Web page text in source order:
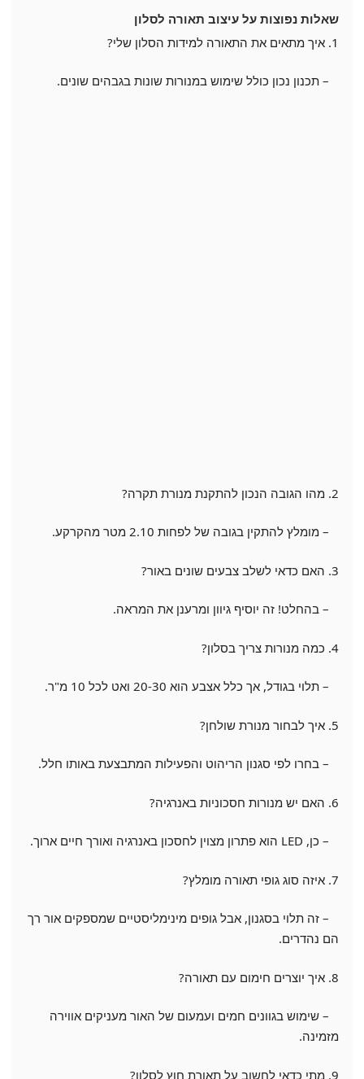
שאלות נפוצות על עיצוב תאורה לסלון
1. איך מתאים את התאורה למידות הסלון שלי?
– תכנון נכון כולל שימוש במנורות שונות בגבהים שונים.
2. מהו הגובה הנכון להתקנת מנורת תקרה?
– מומלץ להתקין בגובה של לפחות 2.10 מטר מהקרקע.
3. האם כדאי לשלב צבעים שונים באור?
– בהחלט! זה יוסיף גיוון ומרענן את המראה.
4. כמה מנורות צריך בסלון?
– תלוי בגודל, אך כלל אצבע הוא 20-30 ואט לכל 10 מ"ר.
5. איך לבחור מנורת שולחן?
– בחרו לפי סגנון הריהוט והפעילות המתבצעת באותו חלל.
6. האם יש מנורות חסכוניות באנרגיה?
– כן, LED הוא פתרון מצוין לחסכון באנרגיה ואורך חיים ארוך.
7. איזה סוג גופי תאורה מומלץ?
– זה תלוי בסגנון, אבל גופים מינימליסטיים שמספקים אור רך
הם נהדרים.
8. איך יוצרים חימום עם תאורה?
– שימוש בגוונים חמים ועמעום של האור מעניקים אווירה
מזמינה.
9. מתי כדאי לחשוב על תאורת חוץ לסלון?